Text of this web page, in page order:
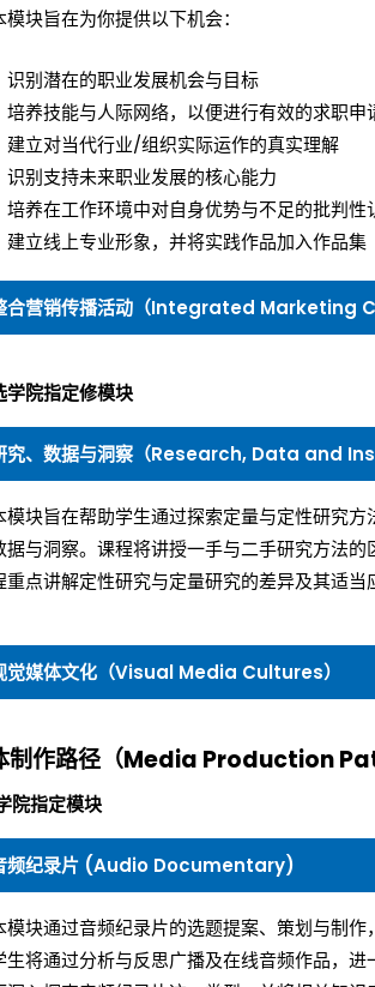
模块旨在为你提供以下机会：
识别潜在的职业发展机会与目标
培养技能与人际网络，以便进行有效的求职申
建立对当代行业/组织实际运作的真实理解
识别支持未来职业发展的核心能力
培养在工作环境中对自身优势与不足的批判性
建立线上专业形象，并将实践作品加入作品集
合营销传播活动（Integrated Marketing
学院指定修模块
究、数据与洞察（Research, Data and
模块旨在帮助学生通过探索定量与定性研究
据与洞察。课程将讲授一手与二手研究方法
重点讲解定性研究与定量研究的差异及其适当
觉媒体文化（Visual Media Cultures）
制作路径（Media Production
院指定模块
频纪录片 (Audio Documentary)
模块通过音频纪录片的选题提案、策划与制
生将通过分析与反思广播及在线音频作品，